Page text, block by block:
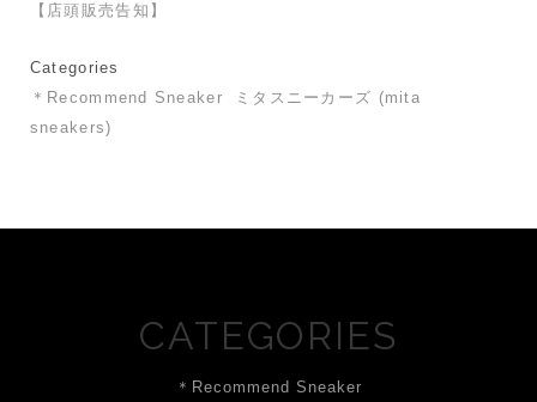
【店頭販売告知】
Categories
＊Recommend Sneaker
ミタスニーカーズ (mita
sneakers)
CATEGORIES
＊Recommend Sneaker